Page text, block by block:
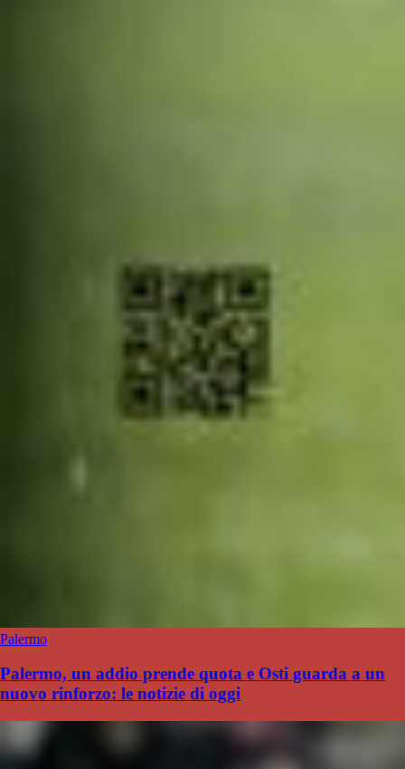
Palermo
Palermo, un addio prende quota e Osti guarda a un
nuovo rinforzo: le notizie di oggi